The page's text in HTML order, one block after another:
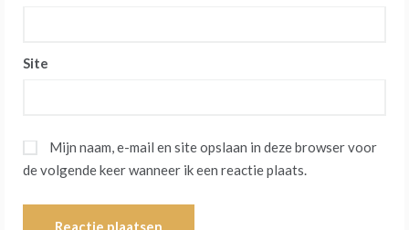
Site
Mijn naam, e-mail en site opslaan in deze browser voor
de volgende keer wanneer ik een reactie plaats.